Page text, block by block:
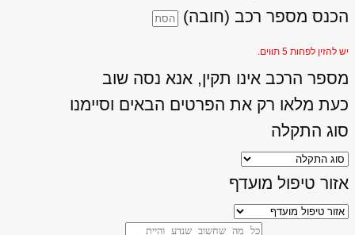
הכנס מספר רכב (חובה)
יש להזין לפחות 5 תווים.
מספר הרכב אינו תקין, אנא נסה שוב
כעת מלאו רק את הפרטים הבאים וסיימנו
סוג התקלה
אזור טיפול מועדף